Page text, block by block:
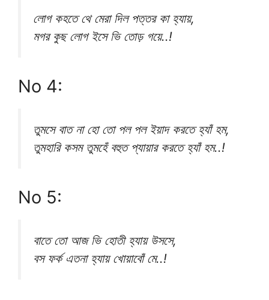
লোগ কহতে থে মেরা দিল পত্তর কা হ্যায়,
মগর কুছ লোগ ইসে ভি তোড় গয়ে..!
No 4:
তুমসে বাত না হো তো পল পল ইয়াদ করতে হ্যাঁ হম,
তুমহারি কসম তুমহেঁ বহুত প্যায়ার করতে হ্যাঁ হম..!
No 5:
বাতে তো আজ ভি হোতী হ্যায় উসসে,
বস ফর্ক এতনা হ্যায় খোয়াবোঁ মে..!